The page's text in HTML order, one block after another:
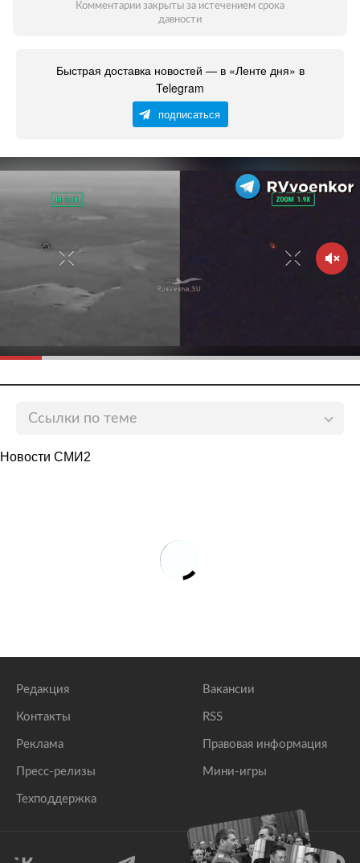
Комментарии закрыты за истечением срока
давности
Быстрая доставка новостей — в «Ленте дня» в
Telegram
подписаться
Ссылки по теме
направления для путешествий по стране
В Оренбургской области запустят брендовый
Новости СМИ2
Редакция
Контакты
Реклама
Пресс-релизы
Техподдержка
Вакансии
RSS
Правовая информация
Мини-игры